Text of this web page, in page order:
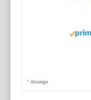
* Anzeige